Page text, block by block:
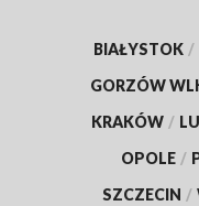
BIAŁYSTOK /
GORZÓW
KRAKÓW /
OPOLE /
SZCZECIN /